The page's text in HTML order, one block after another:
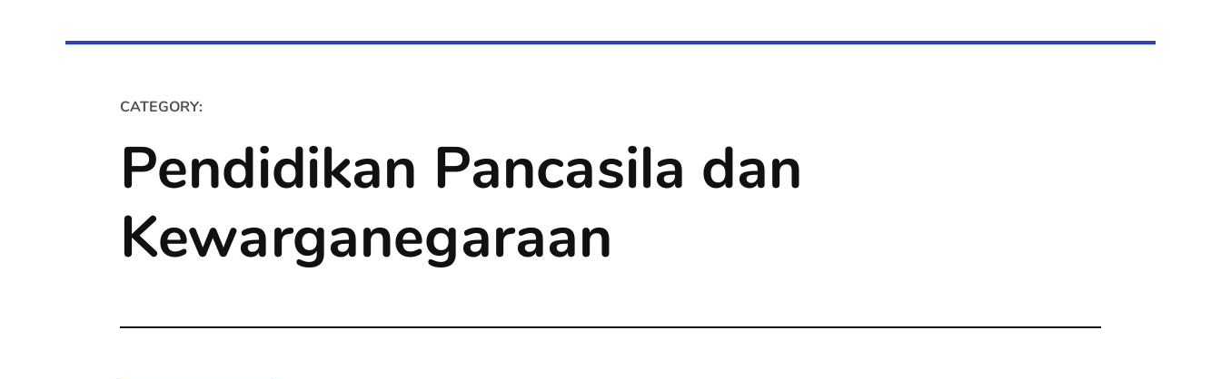
CATEGORY:
Pendidikan Pancasila dan
Kewarganegaraan